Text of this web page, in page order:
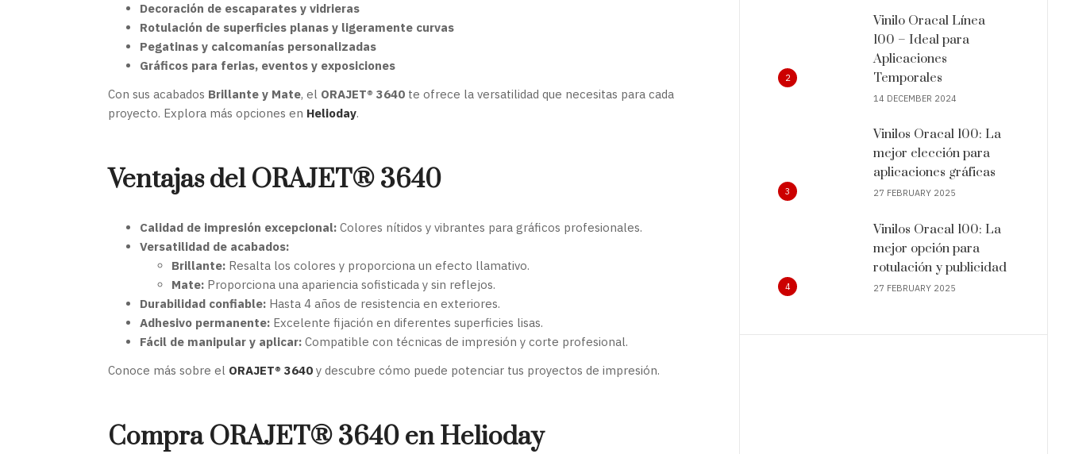
Decoración de escaparates y vidrieras
Rotulación de superficies planas y ligeramente curvas
Pegatinas y calcomanías personalizadas
Gráficos para ferias, eventos y exposiciones
Con sus acabados Brillante y Mate, el ORAJET® 3640 te ofrece la versatilidad que necesitas para cada
proyecto. Explora más opciones en Helioday.
Ventajas del ORAJET® 3640
Calidad de impresión excepcional: Colores nítidos y vibrantes para gráficos profesionales.
Versatilidad de acabados:
Brillante: Resalta los colores y proporciona un efecto llamativo.
Mate: Proporciona una apariencia sofisticada y sin reflejos.
Durabilidad confiable: Hasta 4 años de resistencia en exteriores.
Adhesivo permanente: Excelente fijación en diferentes superficies lisas.
Fácil de manipular y aplicar: Compatible con técnicas de impresión y corte profesional.
Conoce más sobre el ORAJET® 3640 y descubre cómo puede potenciar tus proyectos de impresión.
Compra ORAJET® 3640 en Helioday
2
Vinilo Oracal Línea
100 – Ideal para
Aplicaciones
Temporales
14 DECEMBER 2024
3
Vinilos Oracal 100: La
mejor elección para
aplicaciones gráficas
27 FEBRUARY 2025
4
Vinilos Oracal 100: La
mejor opción para
rotulación y publicidad
27 FEBRUARY 2025